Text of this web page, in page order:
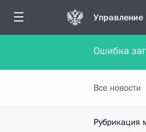
Обратиться
Все новости
Рубрикация
Ошибка